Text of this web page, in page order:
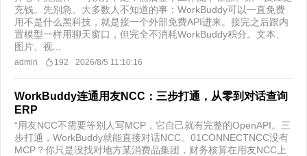
充钱。先别急。大多数人不知道的事：WorkBuddy可以一直免费
用不是什么黑科技，就是接一个外部免费API进来。接完之后跟内
置模型一样用聊天窗口，但完全不消耗WorkBuddy积分。文本、
图片、视...
admin 192 2026/8/5 11:10:16
WorkBuddy连通用友NCC：三步打通，从零到对话查询
ERP
“用友NCC不需要等别人写MCP，它自己就有完整的OpenAPI。三
步打通，WorkBuddy就能直接对话NCC。01CONNECTNCC没有
MCP？你只是没找对地方某消费品集团，财务核算在用友NCC上